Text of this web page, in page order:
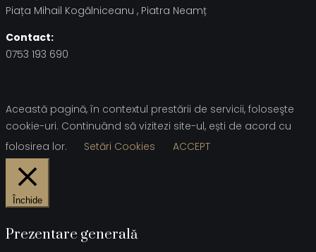
Piața Mihail Kogălniceanu , Piatra Neamț
Contact:
0753 193 690
Această pagină, în contextul prestării de servicii, foloseşte
cookie-uri. Continuând să vizitezi site-ul, ești de acord cu
folosirea lor.
Setări Cookies ACCEPT
Închide
Prezentare generală